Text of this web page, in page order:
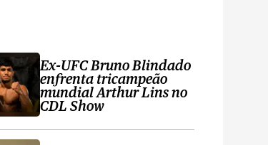
Ex-UFC Bruno Blindado
enfrenta tricampeão
mundial Arthur Lins no
CDL Show